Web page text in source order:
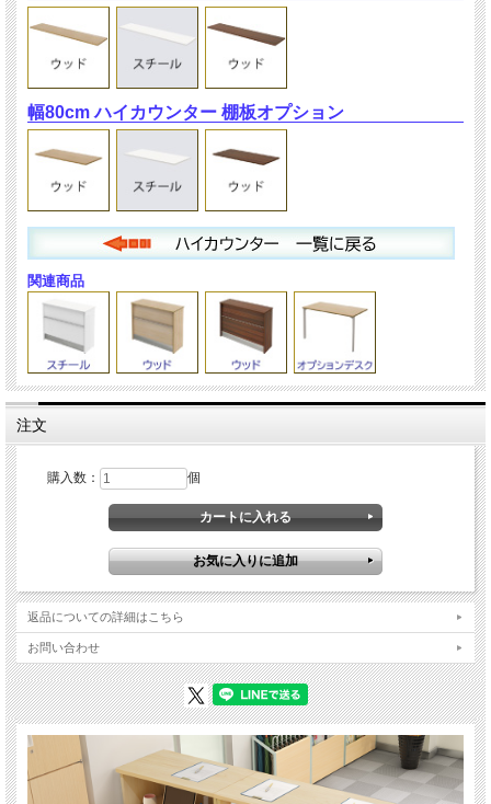
幅80cm ハイカウンター 棚板オプション
関連商品
注文
購入数： 個
返品についての詳細はこちら
お問い合わせ